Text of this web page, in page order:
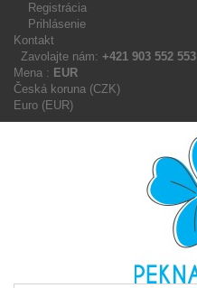
Registrácia
Prihlásenie
Kontakt
Zavolajte nám: +421 903 552 553
Mena : EUR
Česká koruna (CZK)
Euro (EUR)